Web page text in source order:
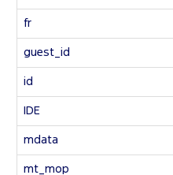
fr
guest_id
id
IDE
mdata
mt_mop